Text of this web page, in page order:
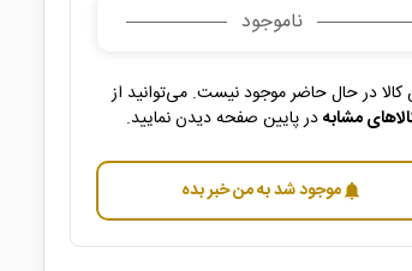
ناموجود
کالا در حال حاضر موجود نیست. می‌توانید از
مشابهدر پایین صفحه دیدن نمایید.
notificationsموجود شد به من خبر بده